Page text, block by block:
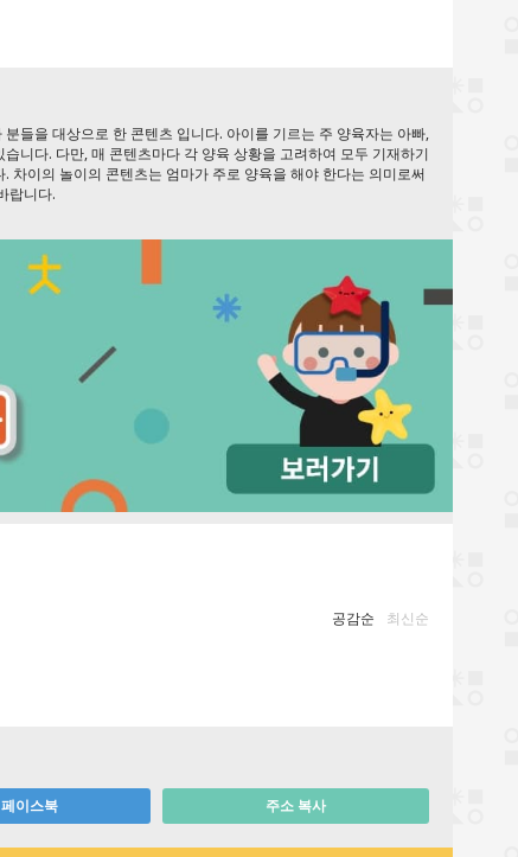
들을 대상으로 한 콘텐츠 입니다. 아이를 기르는 주 양육자는 아빠,
니다. 다만, 매 콘텐츠마다 각 양육 상황을 고려하여 모두 기재하기
이의 놀이의 콘텐츠는 엄마가 주로 양육을 해야 한다는 의미로써
랍니다.
공감순 최신순
페이스북 주소 복사